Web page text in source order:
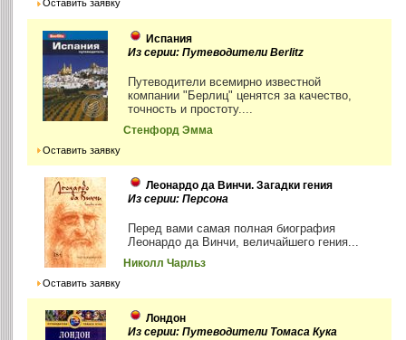
Оставить заявку
Испания
Из серии: Путеводители Berlitz
Путеводители всемирно известной
компании "Берлиц" ценятся за качество,
точность и простоту....
Стенфорд Эмма
Оставить заявку
Леонардо да Винчи. Загадки гения
Из серии: Персона
Перед вами самая полная биография
Леонардо да Винчи, величайшего гения...
Николл Чарльз
Оставить заявку
Лондон
Из серии: Путеводители Томаса Кука